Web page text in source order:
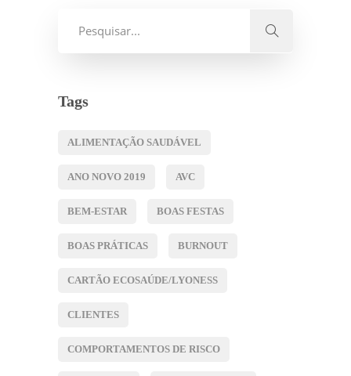
Tags
ALIMENTAÇÃO SAUDÁVEL
ANO NOVO 2019 AVC
BEM-ESTAR BOAS FESTAS
BOAS PRÁTICAS BURNOUT
CARTÃO ECOSAÚDE/LYONESS
CLIENTES
COMPORTAMENTOS DE RISCO